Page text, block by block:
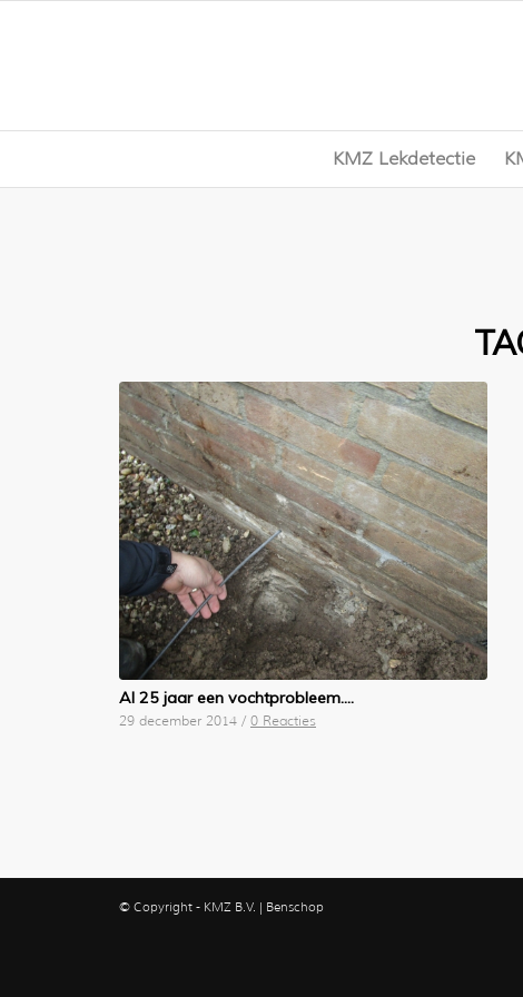
KMZ Lekdetectie
Al 25 jaar een vochtprobleem….
29 december 2014 / 0 Reacties
© Copyright - KMZ B.V. | Benschop